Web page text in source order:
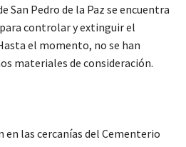
San Pedro de la Paz se encuentra
controlar y extinguir el
el momento, no se han
materiales de consideración.
en las cercanías del Cementerio